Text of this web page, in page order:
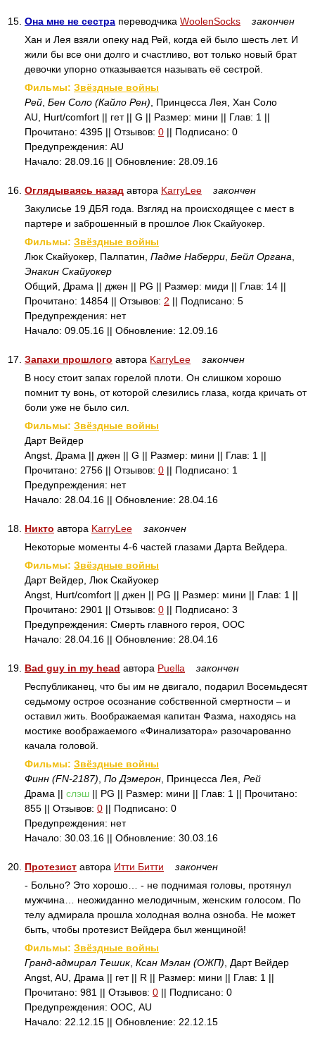
15. Она мне не сестра переводчика WoolenSocks
закончен
Хан и Лея взяли опеку над Рей, когда ей было шесть лет. И
жили бы все они долго и счастливо, вот только новый брат
девочки упорно отказывается называть её сестрой.
Фильмы: Звёздные войны
Рей Бен Соло (Кайло Рен) , Принцесса Лея, Хан Соло
AU, Hurt/comfort || гет || G || Размер: мини || Глав: 1 ||
Прочитано: 4395 || Отзывов: 0 || Подписано: 0
Предупреждения: AU
Начало: 28.09.16 || Обновление: 28.09.16
16. Оглядываясь назад автора KarryLee
закончен
Закулисье 19 ДБЯ года. Взгляд на происходящее с мест в
партере и заброшенный в прошлое Люк Скайуокер.
Фильмы: Звёздные войны
Люк Скайуокер, Палпатин, Падме Наберри Бейл Органа
Энакин Скайуокер
Общий, Драма || джен || PG || Размер: миди || Глав: 14 ||
Прочитано: 14854 || Отзывов: 2 || Подписано: 5
Предупреждения: нет
Начало: 09.05.16 || Обновление: 12.09.16
17. Запахи прошлого автора KarryLee
закончен
В носу стоит запах горелой плоти. Он слишком хорошо
помнит ту вонь, от которой слезились глаза, когда кричать от
боли уже не было сил.
Фильмы: Звёздные войны
Дарт Вейдер
Angst, Драма || джен || G || Размер: мини || Глав: 1 ||
Прочитано: 2756 || Отзывов: 0 || Подписано: 1
Предупреждения: нет
Начало: 28.04.16 || Обновление: 28.04.16
18. Никто автора KarryLee
закончен
Некоторые моменты 4-6 частей глазами Дарта Вейдера.
Фильмы: Звёздные войны
Дарт Вейдер, Люк Скайуокер
Angst, Hurt/comfort || джен || PG || Размер: мини || Глав: 1 ||
Прочитано: 2901 || Отзывов: 0 || Подписано: 3
Предупреждения: Смерть главного героя, ООС
Начало: 28.04.16 || Обновление: 28.04.16
19. Bad guy in my head автора Puella
закончен
Республиканец, что бы им не двигало, подарил Восемьдесят
седьмому острое осознание собственной смертности – и
оставил жить. Воображаемая капитан Фазма, находясь на
мостике воображаемого «Финализатора» разочарованно
качала головой.
Фильмы: Звёздные войны
Финн (FN-2187) По Дэмерон , Принцесса Лея, Рей
Драма || слэш || PG || Размер: мини || Глав: 1 || Прочитано:
855 || Отзывов: 0 || Подписано: 0
Предупреждения: нет
Начало: 30.03.16 || Обновление: 30.03.16
20. Протезист автора Итти Битти
закончен
- Больно? Это хорошо… - не поднимая головы, протянул
мужчина… неожиданно мелодичным, женским голосом. По
телу адмирала прошла холодная волна озноба. Не может
быть, чтобы протезист Вейдера был женщиной!
Фильмы: Звёздные войны
Гранд-адмирал Тешик Ксан Мэлан (ОЖП) , Дарт Вейдер
Angst, AU, Драма || гет || R || Размер: мини || Глав: 1 ||
Прочитано: 981 || Отзывов: 0 || Подписано: 0
Предупреждения: ООС, AU
Начало: 22.12.15 || Обновление: 22.12.15